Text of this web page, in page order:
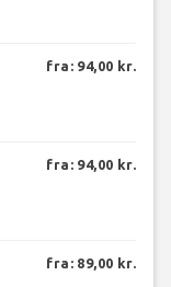
fra: 94,00 kr.
fra: 94,00 kr.
fra: 89,00 kr.